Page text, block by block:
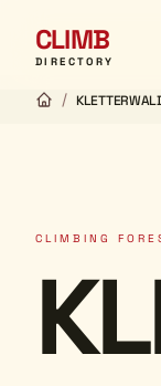
CLIMB
DIRECTORY
/
CLIMBING